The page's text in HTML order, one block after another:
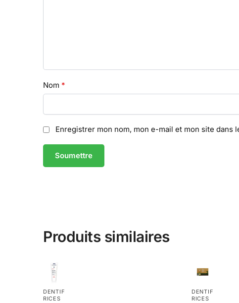
Nom *
Enregistrer mon nom, mon e-mail et mon site
Produits similaires
DENTIF
RICES
DENTIF
RICES